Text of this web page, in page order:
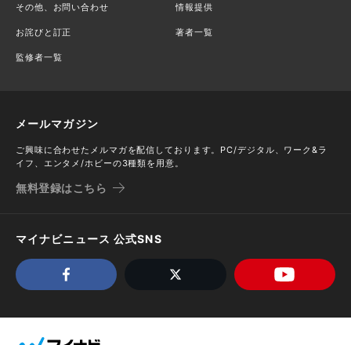
その他、お問い合わせ 情報提供
お詫びと訂正 著者一覧
監修者一覧
メールマガジン
ご興味に合わせたメルマガを配信しております。PC/デジタル、ワーク&ラ
イフ、エンタメ/ホビーの3種類を用意。
無料登録はこちら
マイナビニュース 公式SNS